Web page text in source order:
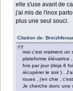
elle s'use avant de
j'ai mis de l'inox
plus une seul souci.
Citation de:
moi c'est vraiment un
plateforme élévatrice
fois par jour (deja 8
récupérer le soir ) .
roues , j'en chie ,
Je cherche donc une